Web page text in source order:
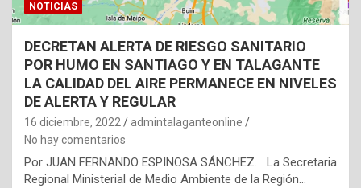
NOTICIAS
DECRETAN ALERTA DE RIESGO SANITARIO
POR HUMO EN SANTIAGO Y EN TALAGANTE
LA CALIDAD DEL AIRE PERMANECE EN NIVELES
DE ALERTA Y REGULAR
16 diciembre, 2022
admintalaganteonline
No hay comentarios
Por JUAN FERNANDO ESPINOSA SÁNCHEZ. La Secretaria
Regional Ministerial de Medio Ambiente de la Región…